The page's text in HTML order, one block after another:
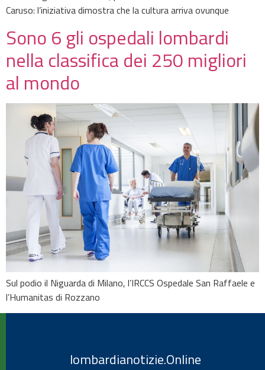
Caruso: l’iniziativa dimostra che la cultura arriva ovunque
Sono 6 gli ospedali lombardi
nella classifica dei 250 migliori
al mondo
Sul podio il Niguarda di Milano, l’IRCCS Ospedale San Raffaele e
l’Humanitas di Rozzano
lombardianotizie.Online